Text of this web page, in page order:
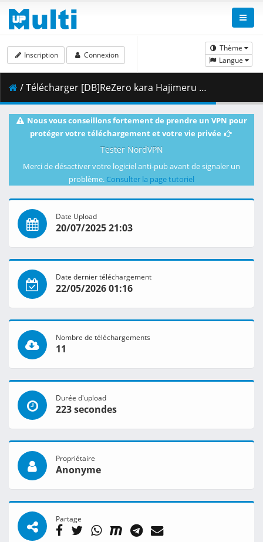
Thème
Langue
Inscription Connexion
/ Télécharger [DB]ReZero kara Hajimeru Isekai Seikatsu 3rd Season_-_01_(Dual Audio_10bit_BD1080p_x265).mkv.003 ( 378.16 MB )
Nous vous conseillons fortement de prendre un VPN pour
protéger votre téléchargement et votre vie privée
Tester NordVPN
Merci de désactiver votre logiciel anti-pub avant de signaler un
problème. Consulter la page tutoriel
Date Upload
20/07/2025 21:03
Date dernier téléchargement
22/05/2026 01:16
Nombre de téléchargements
11
Durée d'upload
223 secondes
Propriétaire
Anonyme
Partage